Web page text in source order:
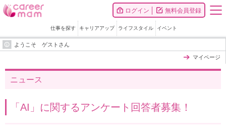
ログイン 無料会員登録
仕事を探す キャリアアップ ライフスタイル イベント
ようこそ ゲストさん
マイページ
ニュース
「AI」に関するアンケート回答者募集！